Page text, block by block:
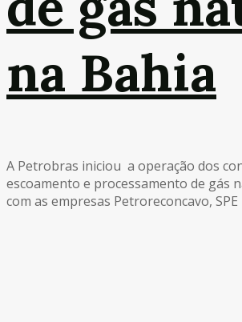
na Bahia
A Petrobras iniciou a operação dos
escoamento e processamento de gás
com as empresas Petroreconcavo, SPE